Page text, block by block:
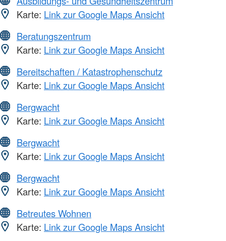
Karte: Link zur Google Maps Ansicht
Beratungszentrum
Karte: Link zur Google Maps Ansicht
Bereitschaften / Katastrophenschutz
Karte: Link zur Google Maps Ansicht
Bergwacht
Karte: Link zur Google Maps Ansicht
Bergwacht
Karte: Link zur Google Maps Ansicht
Bergwacht
Karte: Link zur Google Maps Ansicht
Betreutes Wohnen
Karte: Link zur Google Maps Ansicht